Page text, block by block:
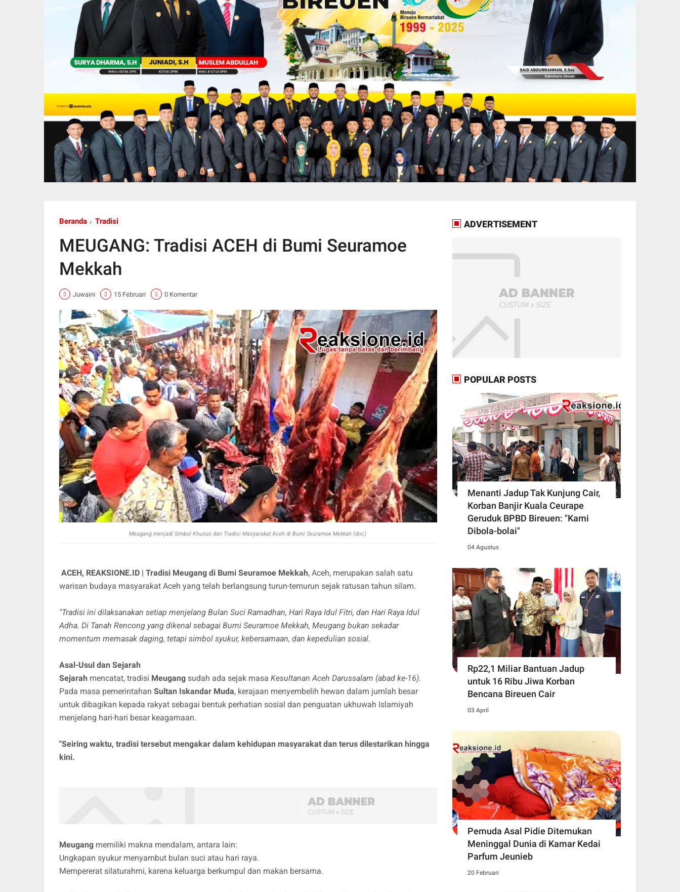
Beranda Tradisi
MEUGANG: Tradisi ACEH di Bumi Seuramoe
Mekkah
Juwaini 15 Februari 0 Komentar
Meugang menjadi Simbol Khusus dan Tradisi Masyarakat Aceh di Bumi Seuramoe Mekkah (doc)
ACEH, REAKSIONE.ID | Tradisi Meugang di Bumi Seuramoe Mekkah, Aceh, merupakan salah satu
warisan budaya masyarakat Aceh yang telah berlangsung turun-temurun sejak ratusan tahun silam.
"Tradisi ini dilaksanakan setiap menjelang Bulan Suci Ramadhan, Hari Raya Idul Fitri, dan Hari Raya Idul
Adha. Di Tanah Rencong yang dikenal sebagai Bumi Seuramoe Mekkah, Meugang bukan sekadar
momentum memasak daging, tetapi simbol syukur, kebersamaan, dan kepedulian sosial.
Asal-Usul dan Sejarah
Sejarah mencatat, tradisi Meugang sudah ada sejak masa Kesultanan Aceh Darussalam (abad ke-16).
Pada masa pemerintahan Sultan Iskandar Muda, kerajaan menyembelih hewan dalam jumlah besar
untuk dibagikan kepada rakyat sebagai bentuk perhatian sosial dan penguatan ukhuwah Islamiyah
menjelang hari-hari besar keagamaan.
"Seiring waktu, tradisi tersebut mengakar dalam kehidupan masyarakat dan terus dilestarikan hingga
kini.
Meugang memiliki makna mendalam, antara lain:
Ungkapan syukur menyambut bulan suci atau hari raya.
Mempererat silaturahmi, karena keluarga berkumpul dan makan bersama.
ADVERTISEMENT
POPULAR POSTS
Menanti Jadup Tak Kunjung Cair,
Korban Banjir Kuala Ceurape
Geruduk BPBD Bireuen: "Kami
Dibola-bolai"
04 Agustus
Rp22,1 Miliar Bantuan Jadup
untuk 16 Ribu Jiwa Korban
Bencana Bireuen Cair
03 April
Pemuda Asal Pidie Ditemukan
Meninggal Dunia di Kamar Kedai
Parfum Jeunieb
20 Februari